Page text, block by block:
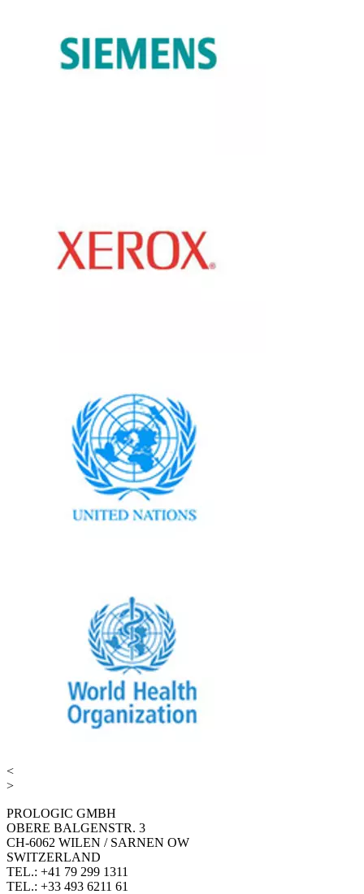
<
>
PROLOGIC GMBH
OBERE BALGENSTR. 3
CH-6062 WILEN / SARNEN OW
SWITZERLAND
TEL.: +41 79 299 1311
TEL.: +33 493 6211 61